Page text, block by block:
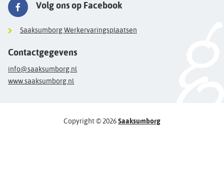
Volg ons op Facebook
Saaksumborg Werkervaringsplaatsen
Contactgegevens
info@saaksumborg.nl
www.saaksumborg.nl
Copyright © 2026Saaksumborg